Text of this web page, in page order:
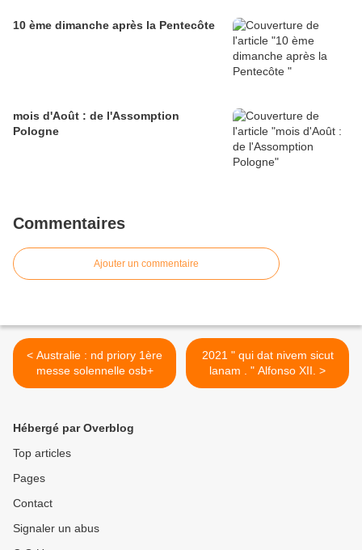
10 ème dimanche après la Pentecôte
mois d'Août : de l'Assomption
Pologne
Commentaires
Ajouter un commentaire
< Australie : nd priory 1ère
messe solennelle osb+
2021 " qui dat nivem sicut
lanam . " Alfonso XII. >
Hébergé par Overblog
Top articles
Pages
Contact
Signaler un abus